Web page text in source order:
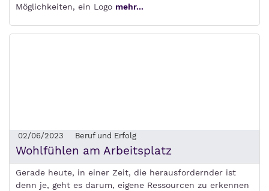
Möglichkeiten, ein Logo mehr...
02/06/2023 Beruf und Erfolg
Wohlfühlen am Arbeitsplatz
Gerade heute, in einer Zeit, die herausfordernder ist
denn je, geht es darum, eigene Ressourcen zu erkennen